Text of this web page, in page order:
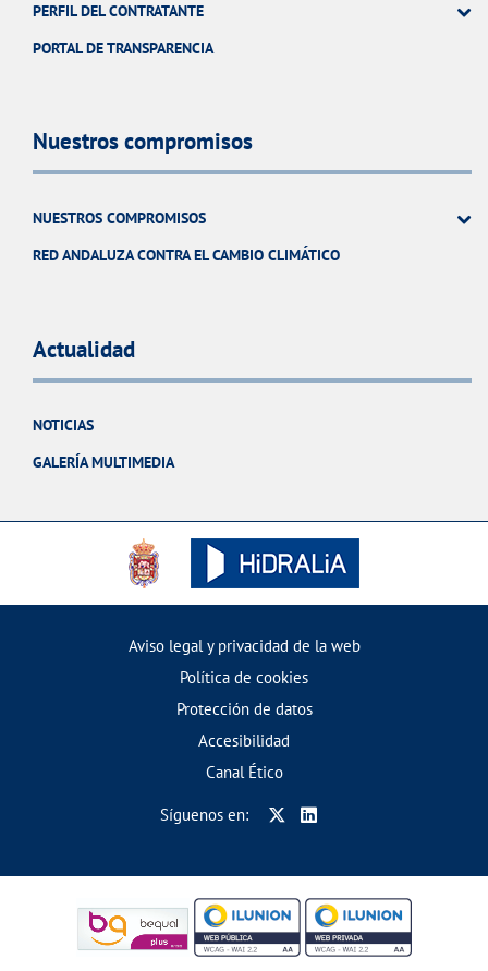
PERFIL DEL CONTRATANTE
PORTAL DE TRANSPARENCIA
Nuestros compromisos
NUESTROS COMPROMISOS
RED ANDALUZA CONTRA EL CAMBIO CLIMÁTICO
Actualidad
NOTICIAS
GALERÍA MULTIMEDIA
Aviso legal y privacidad de la web
Política de cookies
Protección de datos
Accesibilidad
Canal Ético
Síguenos en: